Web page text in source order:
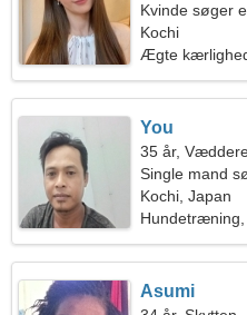
Kvinde søger
Kochi
Ægte
You
35 år,
Single mand
Kochi, Japan
Asumi